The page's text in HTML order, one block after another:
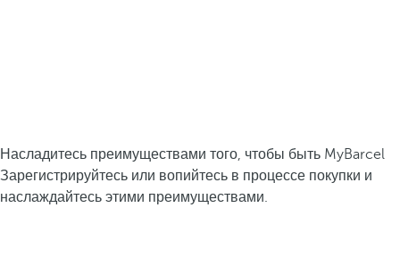
Насладитесь преимуществами того, чтобы быть MyBarcel
Зарегистрируйтесь или вопийтесь в процессе покупки и
наслаждайтесь этими преимуществами.